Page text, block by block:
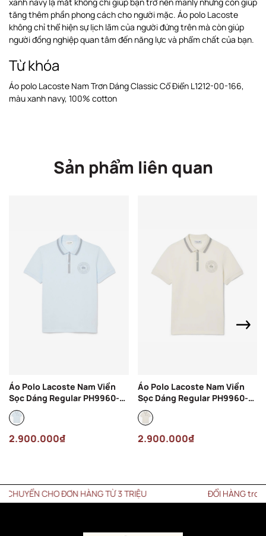
tăng thêm phần phong cách cho người mặc. Áo polo Lacoste
không chỉ thể hiện sự lịch lãm của người đứng trên mà còn giúp
người đồng nghiệp quan tâm đến năng lực và phẩm chất của bạn.
Từ khóa
Áo polo Lacoste Nam Trơn Dáng Classic Cổ Điển L1212-00-166,
màu xanh navy, 100% cotton
Sản phẩm liên quan
Áo Polo Lacoste Nam Viền
Sọc Dáng Regular PH9960-
00-T01 Màu Xanh Nhạt
2.900.000₫
Áo Polo Lacoste Nam Viền
Sọc Dáng Regular PH9960-
00-ARS Màu Kem
2.900.000₫
CHO ĐƠN HÀNG TỪ 3 TRIỆU ĐỔI HÀNG trong